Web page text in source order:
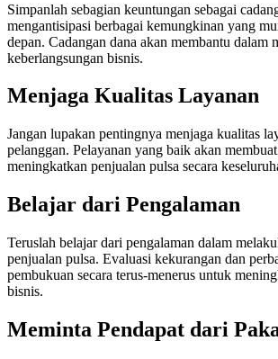
Simpanlah sebagian keuntungan sebagai
mengantisipasi berbagai kemungkinan yang
depan. Cadangan dana akan membantu dalam
keberlangsungan bisnis.
Menjaga Kualitas Layanan
Jangan lupakan pentingnya menjaga kualitas
pelanggan. Pelayanan yang baik akan
meningkatkan penjualan pulsa secara
Belajar dari Pengalaman
Teruslah belajar dari pengalaman dalam
penjualan pulsa. Evaluasi kekurangan dan
pembukuan secara terus-menerus untuk
bisnis.
Meminta Pendapat dari